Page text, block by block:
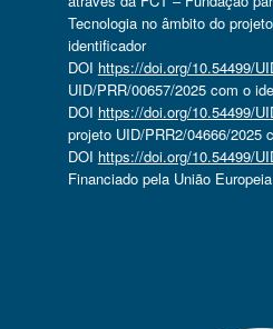
Tecnologia no âmbito do
identificador
DOI https://doi.org/10.54499/
UID/PRR/00657/2025 com o
DOI https://doi.org/10.54499/
projeto UID/PRR2/04666/2025
DOI https://doi.org/10.54499/
Financiado pela União